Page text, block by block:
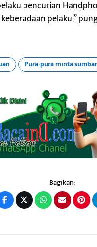
pencurian
pelaku,”
Pura-pura minta
Bagikan: